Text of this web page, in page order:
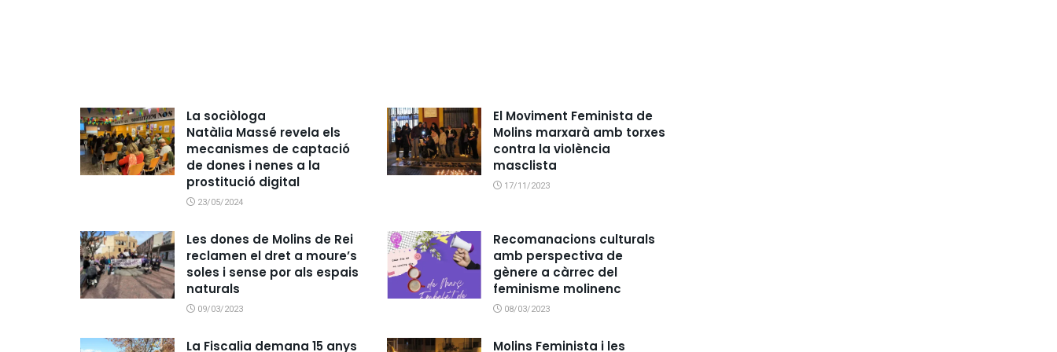
La sociòloga
Natàlia Massé revela els
mecanismes de captació
de dones i nenes a la
prostitució digital
23/05/2024
El Moviment Feminista de
Molins marxarà amb torxes
contra la violència
masclista
17/11/2023
Les dones de Molins de Rei
reclamen el dret a moure’s
soles i sense por als espais
naturals
09/03/2023
Recomanacions culturals
amb perspectiva de
gènere a càrrec del
feminisme molinenc
08/03/2023
La Fiscalia demana 15 anys Molins Feminista i les